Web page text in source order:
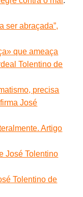
ser abraçada”,
que ameaça
Tolentino de
precisa
José
Artigo
José Tolentino
Tolentino de